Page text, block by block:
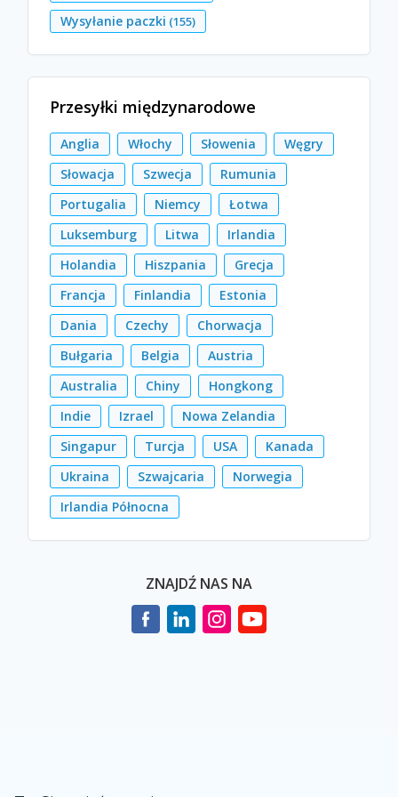
ZNAJDŹ NAS NA
Wysyłanie paczki (155)
Przesyłki międzynarodowe
Anglia Włochy Słowenia
Węgry
Słowacja
Szwecja
Rumunia
Portugalia
Niemcy
Łotwa
Luksemburg
Litwa
Irlandia
Holandia
Hiszpania
Grecja
Francja
Finlandia
Estonia
Dania
Czechy
Chorwacja
Bułgaria
Belgia
Austria
Australia
Chiny
Hongkong
Indie
Izrael
Nowa Zelandia
Singapur
Turcja USA
Kanada
Ukraina
Szwajcaria
Norwegia
Irlandia Północna